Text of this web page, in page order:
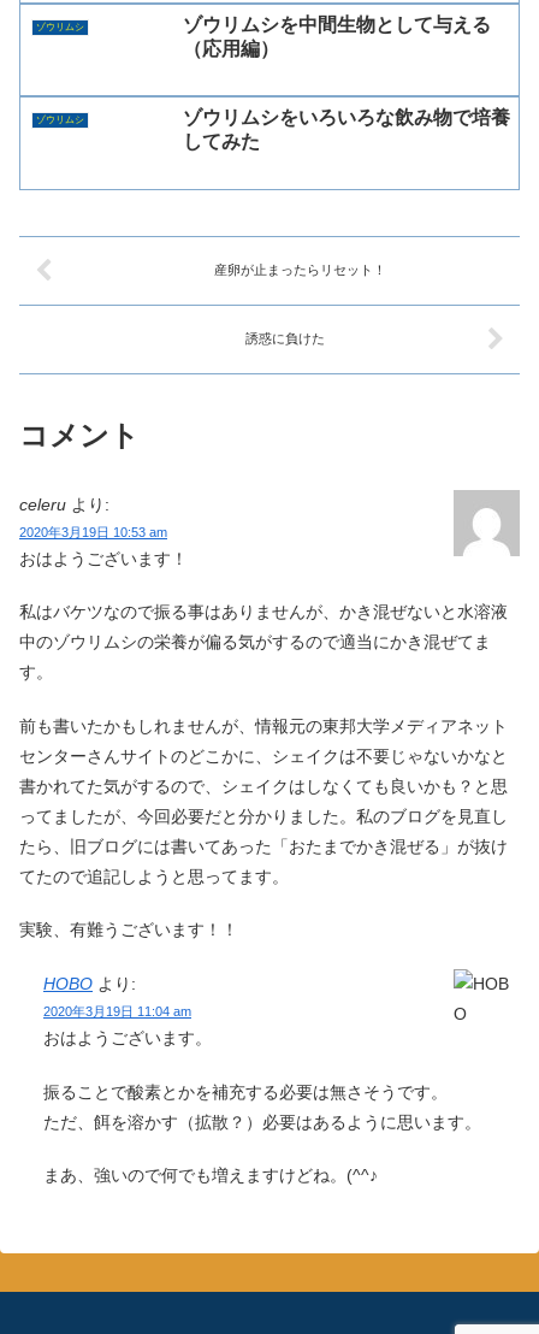
ゾウリムシ
ゾウリムシを中間生物として与える
（応用編）
ゾウリムシ
ゾウリムシをいろいろな飲み物で培養
してみた
産卵が止まったらリセット！
誘惑に負けた
コメント
celeru より:
2020年3月19日 10:53 am
おはようございます！
私はバケツなので振る事はありませんが、かき混ぜないと水溶液
中のゾウリムシの栄養が偏る気がするので適当にかき混ぜてま
す。
前も書いたかもしれませんが、情報元の東邦大学メディアネット
センターさんサイトのどこかに、シェイクは不要じゃないかなと
書かれてた気がするので、シェイクはしなくても良いかも？と思
ってましたが、今回必要だと分かりました。私のブログを見直し
たら、旧ブログには書いてあった「おたまでかき混ぜる」が抜け
てたので追記しようと思ってます。
実験、有難うございます！！
HOBO より:
2020年3月19日 11:04 am
おはようございます。
振ることで酸素とかを補充する必要は無さそうです。
ただ、餌を溶かす（拡散？）必要はあるように思います。
まあ、強いので何でも増えますけどね。(^^♪